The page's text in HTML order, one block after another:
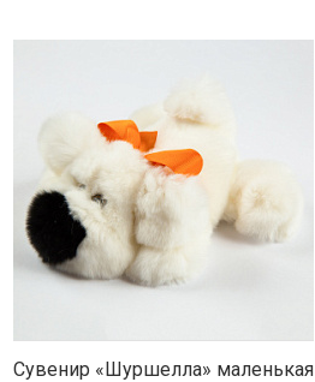
Сувенир «Шуршелла» маленькая